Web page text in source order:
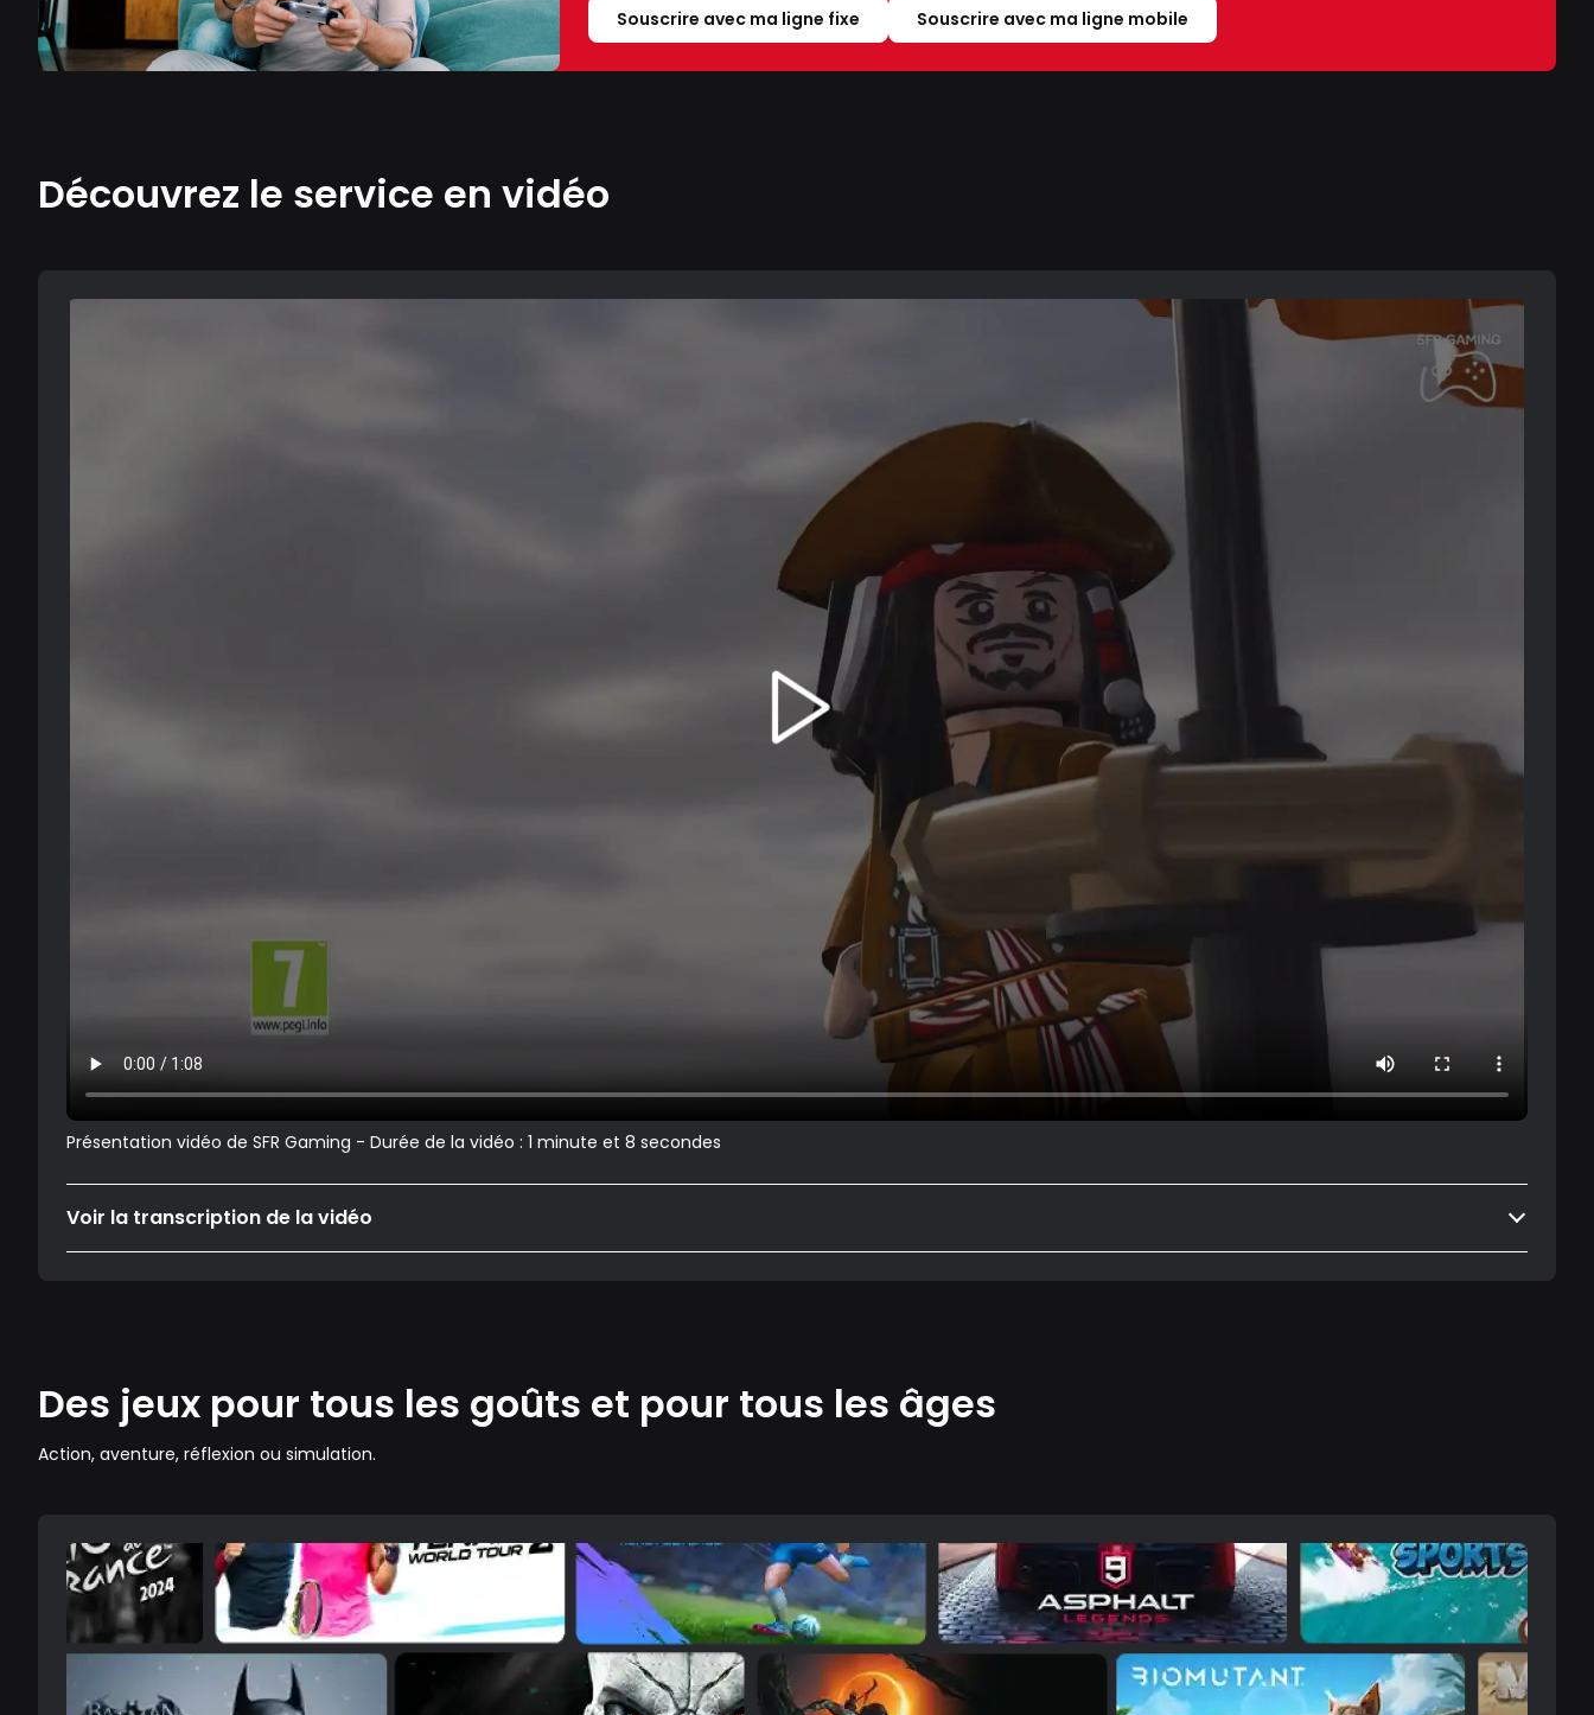
Souscrire avec ma ligne fixe Souscrire avec ma ligne mobile
Découvrez le service en vidéo
Présentation vidéo de SFR Gaming - Durée de la vidéo : 1 minute et 8 secondes
Voir la transcription de la vidéo
Des jeux pour tous les goûts et pour tous les âges
Action, aventure, réflexion ou simulation.